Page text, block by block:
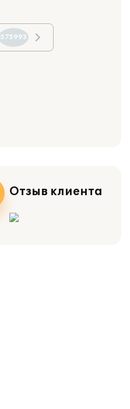
575993
Отзыв клиента